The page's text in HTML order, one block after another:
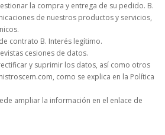
la compra y entrega de su pedido. B.
de nuestros productos y servicios,
contrato B. Interés legítimo.
cesiones de datos.
y suprimir los datos, así como otros
como se explica en la Política
ampliar la información en el enlace de